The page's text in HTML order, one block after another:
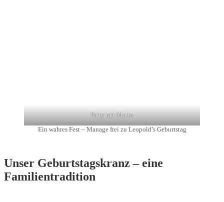
Party mit Motto
Ein wahres Fest – Manage frei zu Leopold’s Geburtstag
Unser Geburtstagskranz – eine
Familientradition